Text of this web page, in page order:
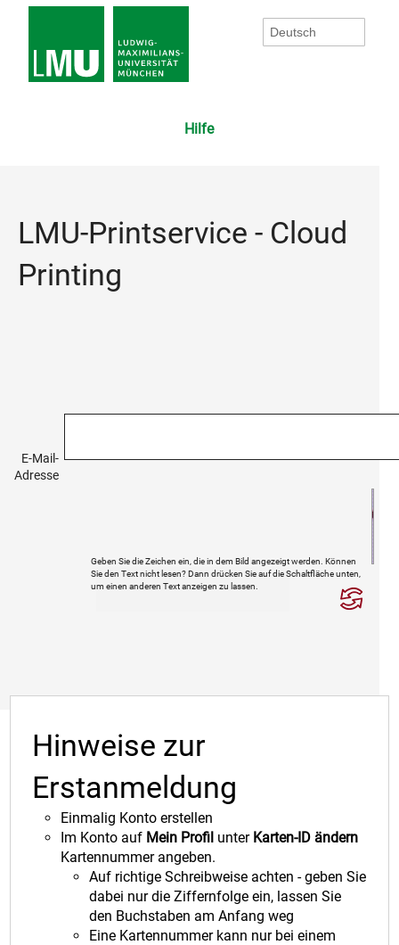
Hilfe
LMU-Printservice - Cloud
Printing
E-Mail-
Adresse
Geben Sie die Zeichen ein, die in dem Bild angezeigt werden. Können
Sie den Text nicht lesen? Dann drücken Sie auf die Schaltfläche unten,
um einen anderen Text anzeigen zu lassen.
Hinweise zur
Erstanmeldung
Einmalig Konto erstellen
Im Konto auf Mein Profil unter Karten-ID ändern
Kartennummer angeben.
Auf richtige Schreibweise achten - geben Sie
dabei nur die Ziffernfolge ein, lassen Sie
den Buchstaben am Anfang weg
Eine Kartennummer kann nur bei einem